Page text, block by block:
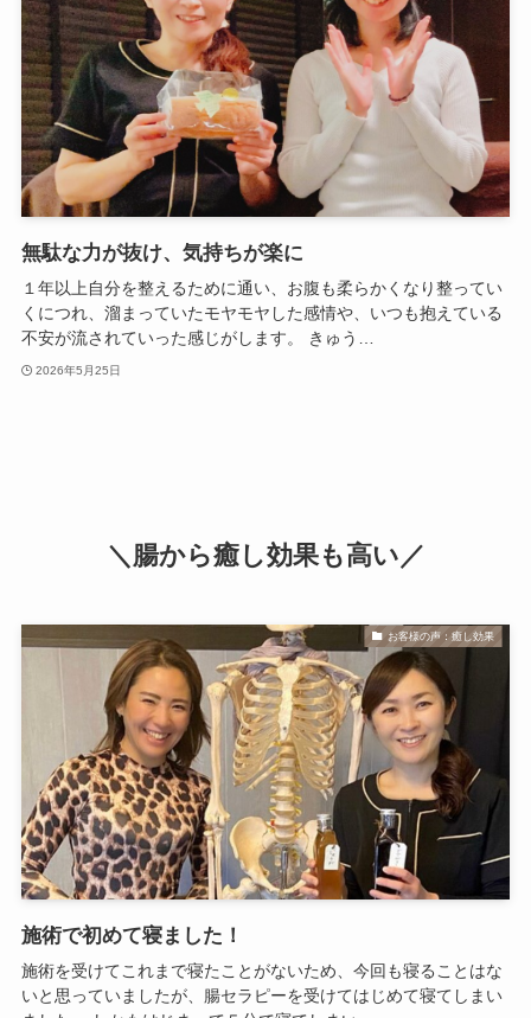
無駄な力が抜け、気持ちが楽に
１年以上自分を整えるために通い、お腹も柔らかくなり整ってい
くにつれ、溜まっていたモヤモヤした感情や、いつも抱えている
不安が流されていった感じがします。 きゅう…
2026年5月25日
＼腸から癒し効果も高い／
お客様の声：癒し効果
施術で初めて寝ました！
施術を受けてこれまで寝たことがないため、今回も寝ることはな
いと思っていましたが、腸セラピーを受けてはじめて寝てしまい